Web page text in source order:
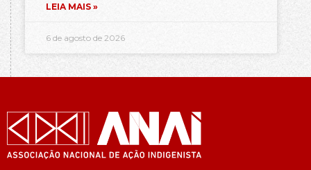
LEIA MAIS »
6 de agosto de 2026